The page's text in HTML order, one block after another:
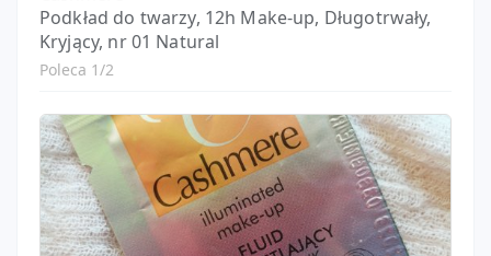
Podkład do twarzy, 12h Make-up, Długotrwały,
Kryjący, nr 01 Natural
Poleca 1/2